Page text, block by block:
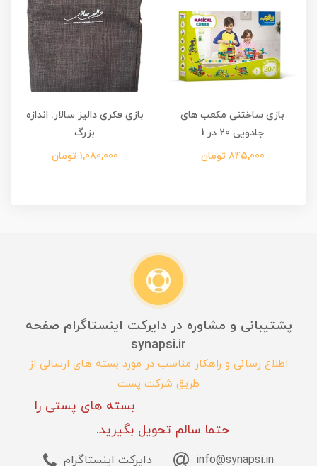
بازی ساختنی مکعب های
جادویی 20 در 1
845,000 تومان
بازی فکری دالیز سالار: اندازه
بزرگ
1,080,000 تومان
پشتیبانی و مشاوره در دایرکت اینستاگرام صفحه
synapsi.ir
اطلاع رسانی و راهکار مناسب در مورد بسته های ارسالی از
طریق شرکت پست
بسته های پستی را
حتما سالم تحویل بگیرید.
info@synapsi.in دایرکت اینستاگرام